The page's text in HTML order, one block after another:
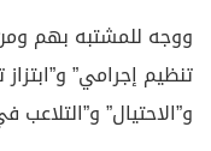
ووجه للمشتبه بهم
تنظيم إجرامي”
و”الاحتيال” و”التلاعب